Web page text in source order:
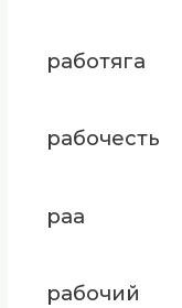
работяга
рабочесть
раа
рабочий